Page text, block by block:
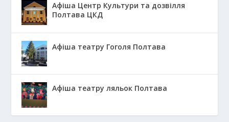
Афіша Центр Культури та дозвілля
Полтава ЦКД
Афіша театру Гоголя Полтава
Афіша театру ляльок Полтава